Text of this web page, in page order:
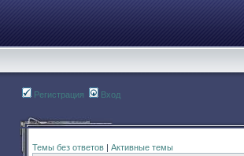
Регистрация Вход
Темы без ответов | Активные темы